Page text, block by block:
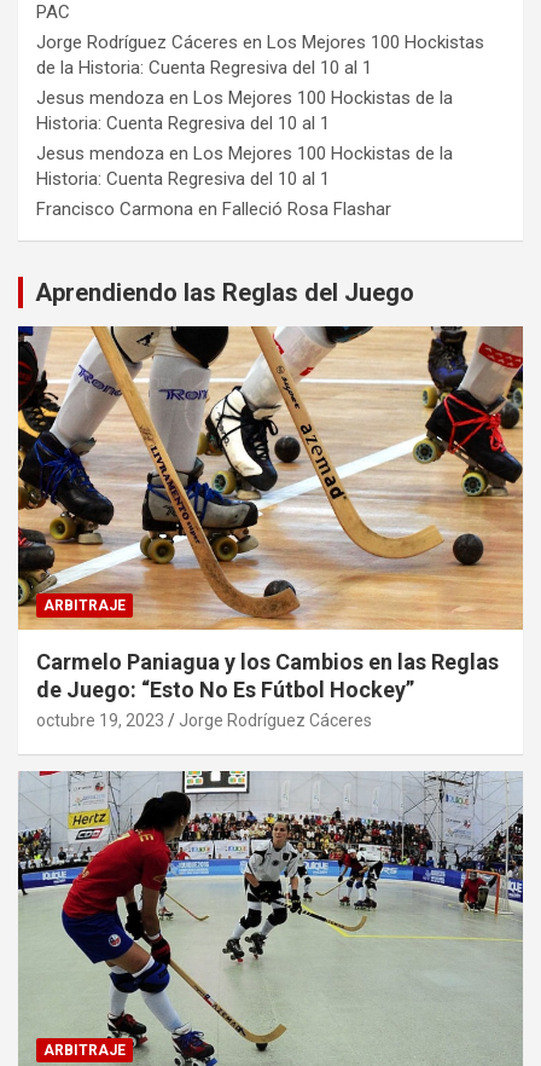
PAC
Jorge Rodríguez Cáceres en Los Mejores 100 Hockistas
de la Historia: Cuenta Regresiva del 10 al 1
Jesus mendoza en Los Mejores 100 Hockistas de la
Historia: Cuenta Regresiva del 10 al 1
Jesus mendoza en Los Mejores 100 Hockistas de la
Historia: Cuenta Regresiva del 10 al 1
Francisco Carmona en Falleció Rosa Flashar
Aprendiendo las Reglas del Juego
ARBITRAJE
Carmelo Paniagua y los Cambios en las Reglas
de Juego: “Esto No Es Fútbol Hockey”
octubre 19, 2023 Jorge Rodríguez Cáceres
ARBITRAJE